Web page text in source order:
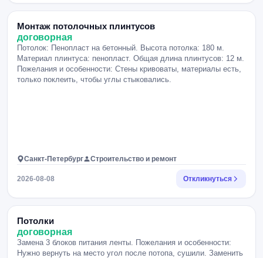
Монтаж потолочных плинтусов
договорная
Потолок: Пенопласт на бетонный. Высота потолка: 180 м.
Материал плинтуса: пенопласт. Общая длина плинтусов: 12 м.
Пожелания и особенности: Стены кривоваты, материалы есть,
только поклеить, чтобы углы стыковались.
Санкт-Петербург Строительство и ремонт
2026-08-08 Откликнуться
Потолки
договорная
Замена 3 блоков питания ленты. Пожелания и особенности:
Нужно вернуть на место угол после потопа, сушили. Заменить